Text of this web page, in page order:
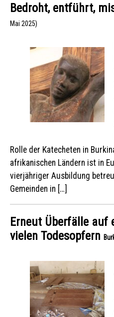
Bedroht, entführt,
Mai 2025)
Rolle der Katecheten in
afrikanischen Ländern ist in
vierjähriger Ausbildung
Gemeinden in […]
Erneut Überfälle auf
vielen Todesopfern